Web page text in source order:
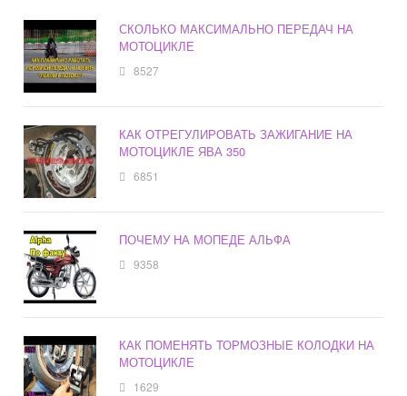
СКОЛЬКО МАКСИМАЛЬНО ПЕРЕДАЧ НА
МОТОЦИКЛЕ
8527
КАК ОТРЕГУЛИРОВАТЬ ЗАЖИГАНИЕ НА
МОТОЦИКЛЕ ЯВА 350
6851
ПОЧЕМУ НА МОПЕДЕ АЛЬФА
9358
КАК ПОМЕНЯТЬ ТОРМОЗНЫЕ КОЛОДКИ НА
МОТОЦИКЛЕ
1629